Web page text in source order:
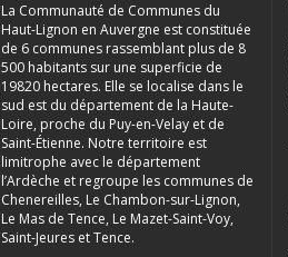
La Communauté de Communes du
Haut-Lignon en Auvergne est constituée
de 6 communes rassemblant plus de 8
500 habitants sur une superficie de
19820 hectares. Elle se localise dans le
sud est du département de la Haute-
Loire, proche du Puy-en-Velay et de
Saint-Étienne. Notre territoire est
limitrophe avec le département
l’Ardèche et regroupe les communes de
Chenereilles, Le Chambon-sur-Lignon,
Le Mas de Tence, Le Mazet-Saint-Voy,
Saint-Jeures et Tence.